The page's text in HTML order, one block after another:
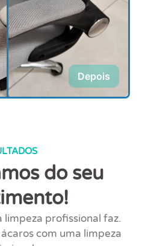
Depois
do seu
limpeza profissional faz.
com uma limpeza